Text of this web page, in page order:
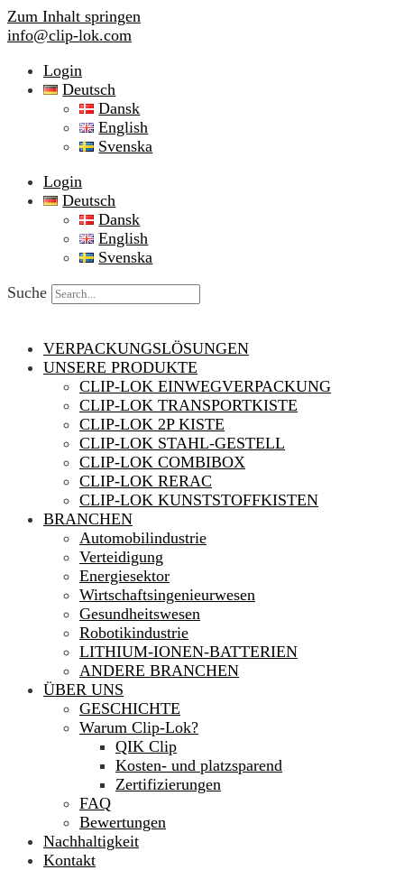
Zum Inhalt springen
info@clip-lok.com
Login
Deutsch
Dansk
English
Svenska
Login
Deutsch
Dansk
English
Svenska
Suche
VERPACKUNGSLÖSUNGEN
UNSERE PRODUKTE
CLIP-LOK EINWEGVERPACKUNG
CLIP-LOK TRANSPORTKISTE
CLIP-LOK 2P KISTE
CLIP-LOK STAHL-GESTELL
CLIP-LOK COMBIBOX
CLIP-LOK RERAC
CLIP-LOK KUNSTSTOFFKISTEN
BRANCHEN
Automobilindustrie
Verteidigung
Energiesektor
Wirtschaftsingenieurwesen
Gesundheitswesen
Robotikindustrie
LITHIUM-IONEN-BATTERIEN
ANDERE BRANCHEN
ÜBER UNS
GESCHICHTE
Warum Clip-Lok?
QIK Clip
Kosten- und platzsparend
Zertifizierungen
FAQ
Bewertungen
Nachhaltigkeit
Kontakt